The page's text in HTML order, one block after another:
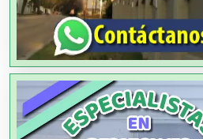
Agencias de Viajes
Agricultores